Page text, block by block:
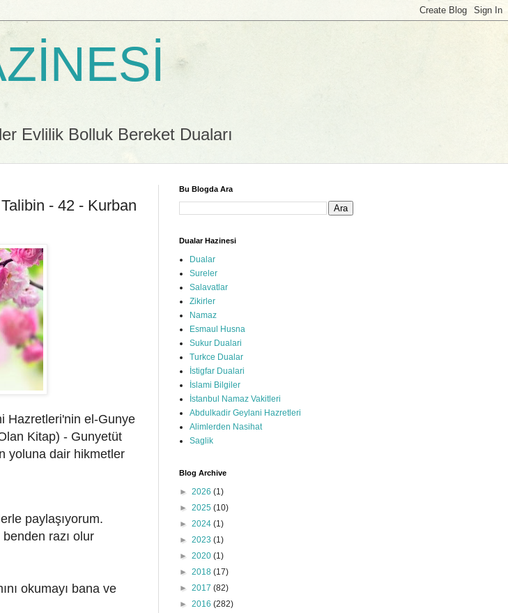
Evlilik Bolluk Bereket Duaları
- 42 - Kurban
Hazretleri'nin el-Gunye
Kitap) - Gunyetüt
yoluna dair hikmetler
paylaşıyorum.
razı olur
okumayı bana ve
Bu Blogda Ara
Dualar Hazinesi
Dualar
Sureler
Salavatlar
Zikirler
Namaz
Esmaul Husna
Sukur Dualari
Turkce Dualar
İstigfar Dualari
İslami Bilgiler
İstanbul Namaz Vakitleri
Abdulkadir Geylani Hazretleri
Alimlerden Nasihat
Saglik
Blog Archive
► 2026 (1)
► 2025 (10)
► 2024 (1)
► 2023 (1)
► 2020 (1)
► 2018 (17)
► 2017 (82)
► 2016 (282)